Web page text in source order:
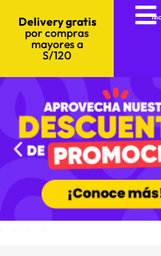
Delivery gratis
por compras
mayores a
S/120